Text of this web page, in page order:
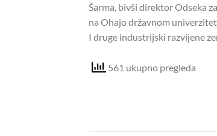
Šarma, bivši direktor Odseka
na Ohajo državnom
I druge industrijski razvijene
561 ukupno pregleda